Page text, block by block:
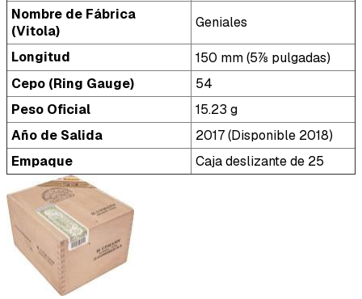
Nombre de Fábrica
(Vitola)
Geniales
Longitud
150 mm (5⅞ pulgadas)
Cepo (Ring Gauge)
54
Peso Oficial
15.23 g
Año de Salida
2017 (Disponible 2018)
Empaque
Caja deslizante de 25